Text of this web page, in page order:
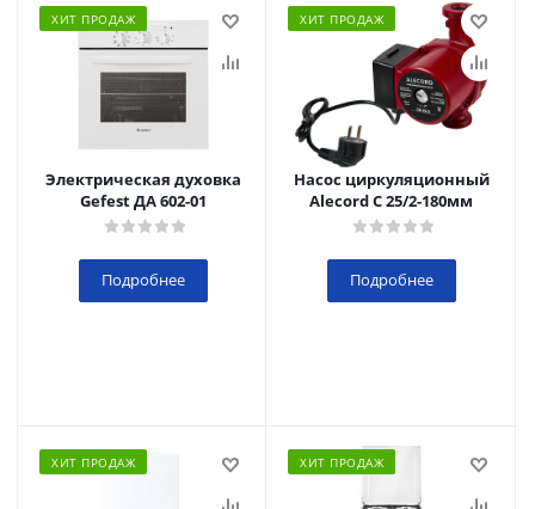
ХИТ ПРОДАЖ
Электрическая духовка
Gefest ДА 602-01
Подробнее
ХИТ ПРОДАЖ
Насос циркуляционный
Alecord C 25/2-180мм
Подробнее
ХИТ ПРОДАЖ ХИТ ПРОДАЖ